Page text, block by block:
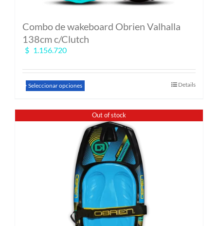
Combo de wakeboard Obrien Valhalla
138cm c/Clutch
$ 1.156.720
Seleccionar opciones
producto
múltiples
variantes.
Las
opciones
se
pueden
elegir
la
página
de
producto
Details
Out of stock